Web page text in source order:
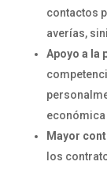
contactos
averías,
Apoyo a la
Mayor
los